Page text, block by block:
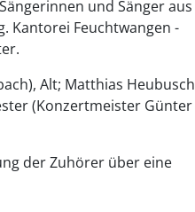
und Sänger aus
Kantorei Feuchtwangen -
Alt; Matthias Heubusch
(Konzertmeister Günter
der Zuhörer über eine